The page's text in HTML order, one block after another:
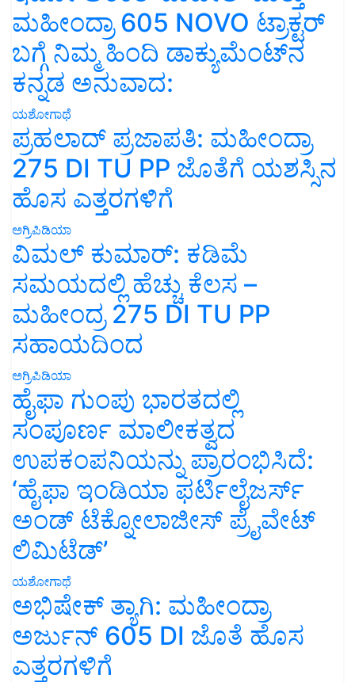
ಮಹೀಂದ್ರಾ 605 NOVO ಟ್ರಾಕ್ಟರ್
ಬಗ್ಗೆ ನಿಮ್ಮ ಹಿಂದಿ ಡಾಕ್ಯುಮೆಂಟ್‌ನ
ಕನ್ನಡ ಅನುವಾದ:
ಯಶೋಗಾಥೆ
ಪ್ರಹಲಾದ್ ಪ್ರಜಾಪತಿ: ಮಹೀಂದ್ರಾ
275 DI TU PP ಜೊತೆಗೆ ಯಶಸ್ಸಿನ
ಹೊಸ ಎತ್ತರಗಳಿಗೆ
ಅಗ್ರಿಪಿಡಿಯಾ
ವಿಮಲ್ ಕುಮಾರ್: ಕಡಿಮೆ
ಸಮಯದಲ್ಲಿ ಹೆಚ್ಚು ಕೆಲಸ –
ಮಹೀಂದ್ರ 275 DI TU PP
ಸಹಾಯದಿಂದ
ಅಗ್ರಿಪಿಡಿಯಾ
ಹೈಫಾ ಗುಂಪು ಭಾರತದಲ್ಲಿ
ಸಂಪೂರ್ಣ ಮಾಲೀಕತ್ವದ
ಉಪಕಂಪನಿಯನ್ನು ಪ್ರಾರಂಭಿಸಿದೆ:
‘ಹೈಫಾ ಇಂಡಿಯಾ ಫರ್ಟಿಲೈಜರ್ಸ್
ಅಂಡ್ ಟೆಕ್ನೋಲಾಜೀಸ್ ಪ್ರೈವೇಟ್
ಲಿಮಿಟೆಡ್’
ಯಶೋಗಾಥೆ
ಅಭಿಷೇಕ್ ತ್ಯಾಗಿ: ಮಹೀಂದ್ರಾ
ಅರ್ಜುನ್ 605 DI ಜೊತೆ ಹೊಸ
ಎತ್ತರಗಳಿಗೆ